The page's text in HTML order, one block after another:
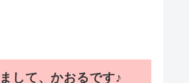
して、かおるです♪